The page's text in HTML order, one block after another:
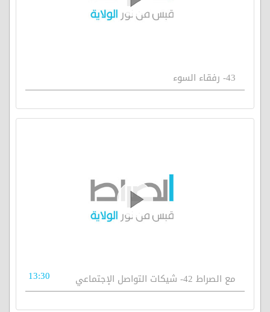
43- رفقاء السوء
مع الصراط 42- شيكات التواصل الإجتماعي 13:30